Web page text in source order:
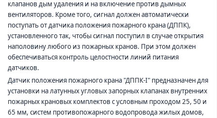
клапанов дым удаления и на включение против дымных
вентиляторов. Кроме того, сигнал должен автоматически
поступать от датчика положения пожарного крана (ДППК),
установленного так, чтобы сигнал поступил в случае открытия
наполовину любого из пожарных кранов. При этом должен
обеспечиваться контроль целостности линий питания
датчиков.
Датчик положения пожарного крана "ДППК-І" предназначен для
установки на латунных угловых запорных клапанах внутренних
пожарных крановых комплектов с условным проходом 25, 50 и
65 мм, систем противопожарного водопровода жилых домов,